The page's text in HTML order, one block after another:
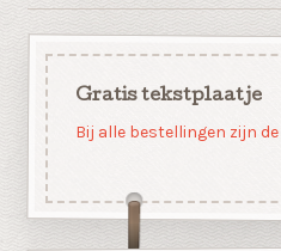
Gratis tekstplaatje
Bij alle bestellingen zijn